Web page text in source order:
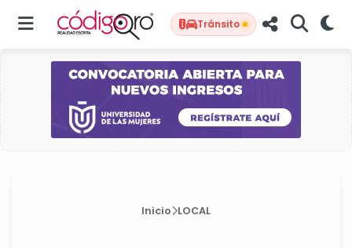
Tránsito
Inicio LOCAL